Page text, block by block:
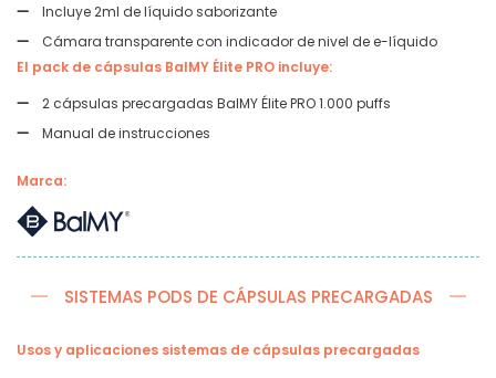
Incluye 2ml de líquido saborizante
Cámara transparente con indicador de nivel de e-líquido
El pack de cápsulas BalMY Élite PRO incluye:
2 cápsulas precargadas BalMY Élite PRO 1.000 puffs
Manual de instrucciones
Marca:
SISTEMAS PODS DE CÁPSULAS PRECARGADAS
Usos y aplicaciones sistemas de cápsulas precargadas